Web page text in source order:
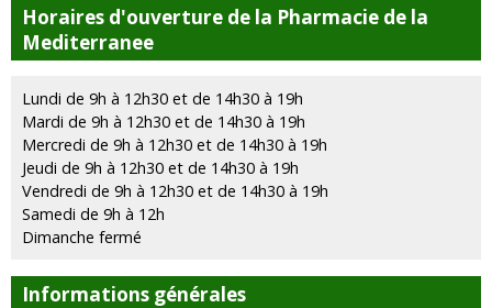
Horaires d'ouverture de la Pharmacie de la
Mediterranee
Lundi de 9h à 12h30 et de 14h30 à 19h
Mardi de 9h à 12h30 et de 14h30 à 19h
Mercredi de 9h à 12h30 et de 14h30 à 19h
Jeudi de 9h à 12h30 et de 14h30 à 19h
Vendredi de 9h à 12h30 et de 14h30 à 19h
Samedi de 9h à 12h
Dimanche fermé
Informations générales